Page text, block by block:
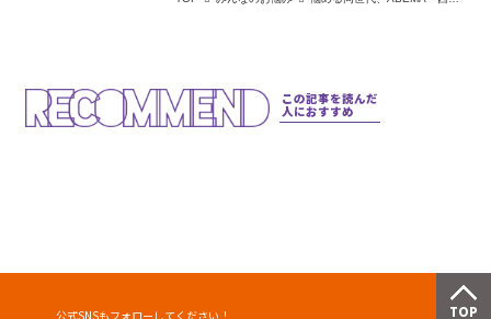
この記事を読んだ
人におすすめ
公式SNSもフォローしてください！